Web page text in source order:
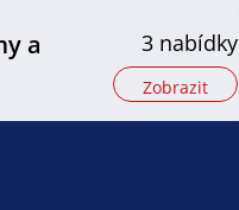
a
3 nabídky
Zobrazit